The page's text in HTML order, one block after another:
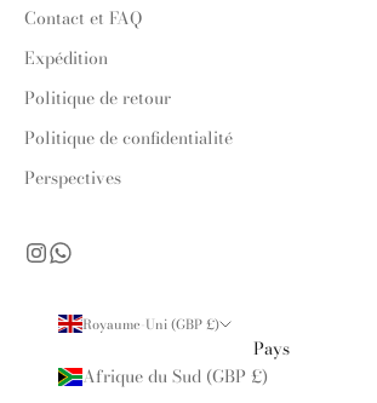
Contact et FAQ
Expédition
Politique de retour
Politique de confidentialité
Perspectives
Royaume-Uni (GBP £)
Pays
Afrique du Sud (GBP £)